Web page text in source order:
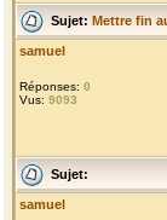
Sujet: Mettre fin
samuel
Réponses: 0
Vus: 9093
Sujet:
samuel